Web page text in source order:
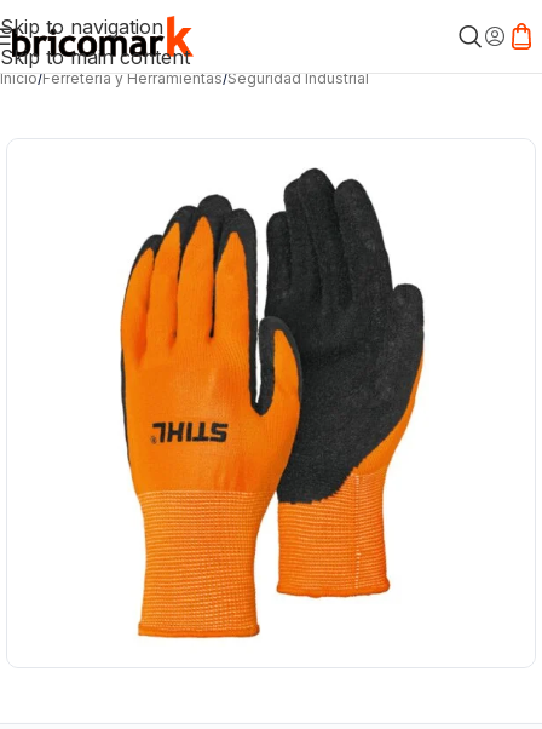
Skip to navigation
Skip to main content
Inicio/Ferretería y Herramientas/Seguridad Industrial